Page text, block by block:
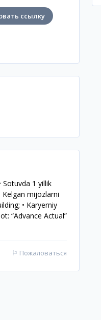
ссылку
Sotuvda 1 yillik
Kelgan mijozlarni
• Karyerniy
“Advance Actual”
⚐ Пожаловаться